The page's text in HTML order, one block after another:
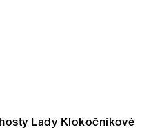
Lady Klokočníkové